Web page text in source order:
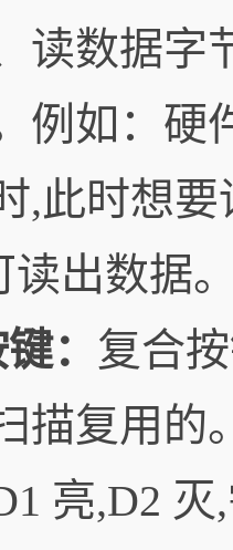
字节只
例如：硬
,此时想
读出数据
： 复合
描复用的
亮,D2 灭